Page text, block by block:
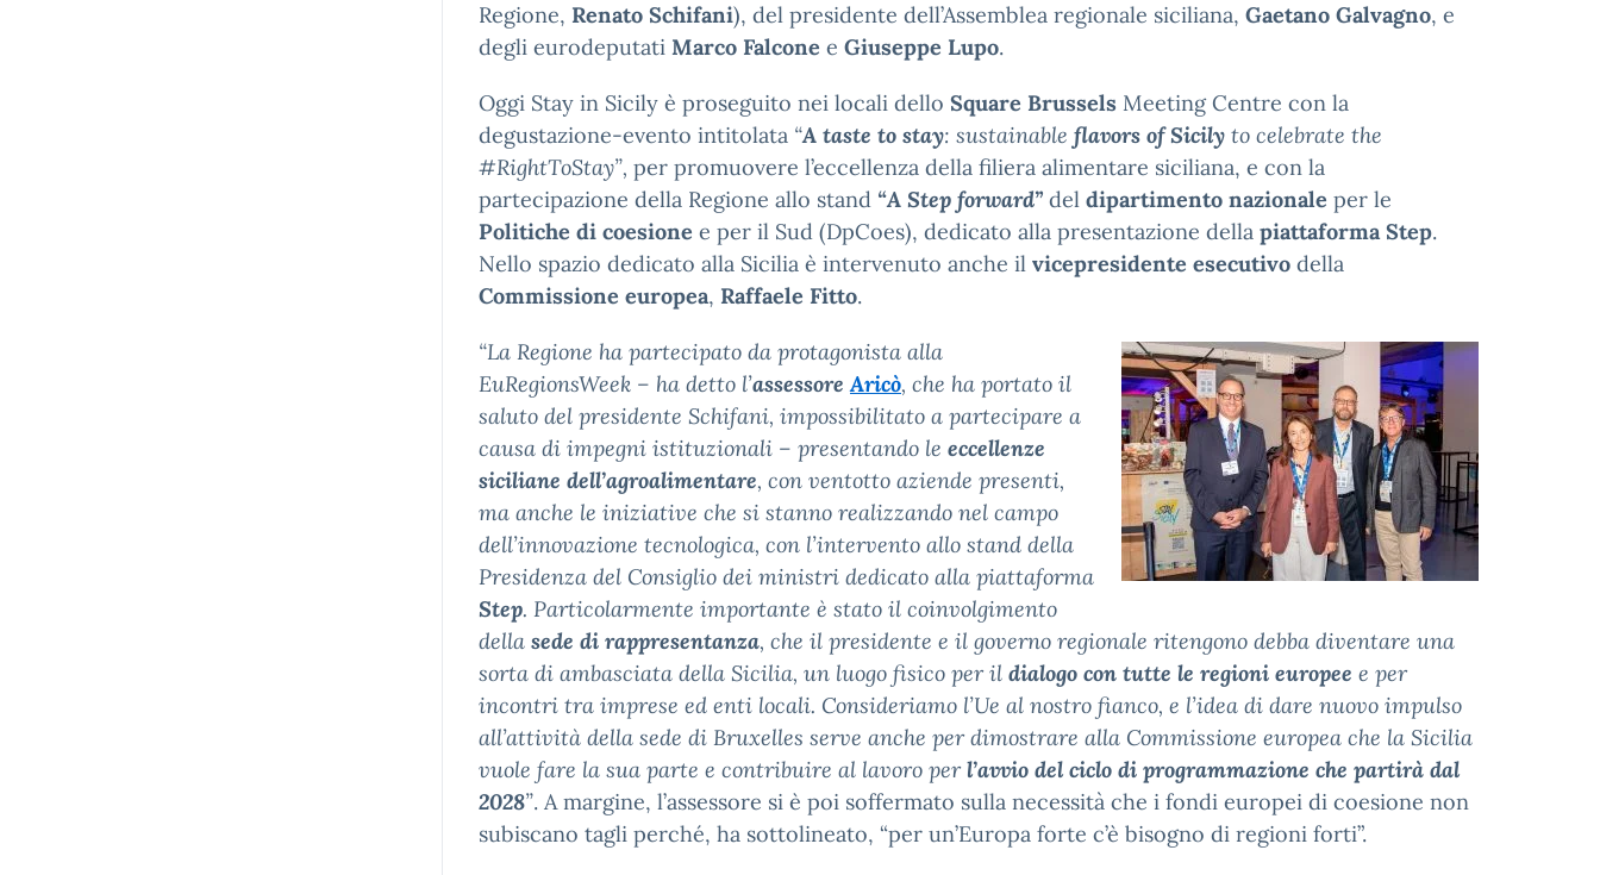
Regione, Renato Schifani), del presidente dell’Assemblea regionale siciliana, Gaetano Galvagno, e
degli eurodeputati Marco Falcone e Giuseppe Lupo.
Oggi Stay in Sicily è proseguito nei locali dello Square Brussels Meeting Centre con la
degustazione-evento intitolata “A taste to stay: sustainable flavors of Sicily to celebrate the
#RightToStay”, per promuovere l’eccellenza della filiera alimentare siciliana, e con la
partecipazione della Regione allo stand “A Step forward” del dipartimento nazionale per le
Politiche di coesione e per il Sud (DpCoes), dedicato alla presentazione della piattaforma Step.
Nello spazio dedicato alla Sicilia è intervenuto anche il vicepresidente esecutivo della
Commissione europea, Raffaele Fitto.
“La Regione ha partecipato da protagonista alla
EuRegionsWeek – ha detto l’assessoreAricò, che ha portato il
saluto del presidente Schifani, impossibilitato a partecipare a
causa di impegni istituzionali – presentando le eccellenze
siciliane dell’agroalimentare, con ventotto aziende presenti,
ma anche le iniziative che si stanno realizzando nel campo
dell’innovazione tecnologica, con l’intervento allo stand della
Presidenza del Consiglio dei ministri dedicato alla piattaforma
Step. Particolarmente importante è stato il coinvolgimento
della sede di rappresentanza, che il presidente e il governo regionale ritengono debba diventare una
sorta di ambasciata della Sicilia, un luogo fisico per il dialogo con tutte le regioni europee e per
incontri tra imprese ed enti locali. Consideriamo l’Ue al nostro fianco, e l’idea di dare nuovo impulso
all’attività della sede di Bruxelles serve anche per dimostrare alla Commissione europea che la Sicilia
vuole fare la sua parte e contribuire al lavoro perl’avvio del ciclo di programmazione che partirà dal
2028”. A margine, l’assessore si è poi soffermato sulla necessità che i fondi europei di coesione non
subiscano tagli perché, ha sottolineato, “per un’Europa forte c’è bisogno di regioni forti”.